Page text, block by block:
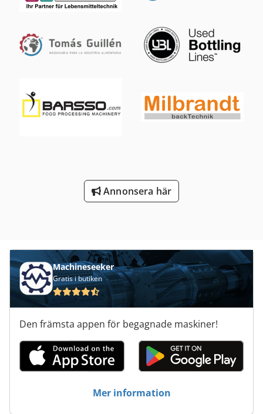
Annonsera här
Machineseeker
Gratis i butiken
Den främsta appen för begagnade maskiner!
Mer information